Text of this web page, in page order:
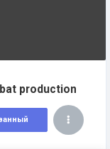
production